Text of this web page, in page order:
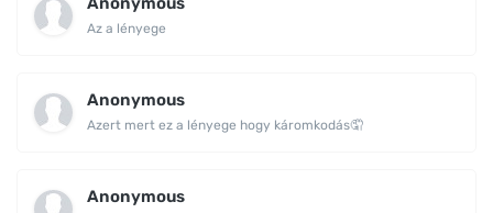
Az a lényege
Anonymous
Azert mert ez a lényege hogy káromkodás🤦
Anonymous